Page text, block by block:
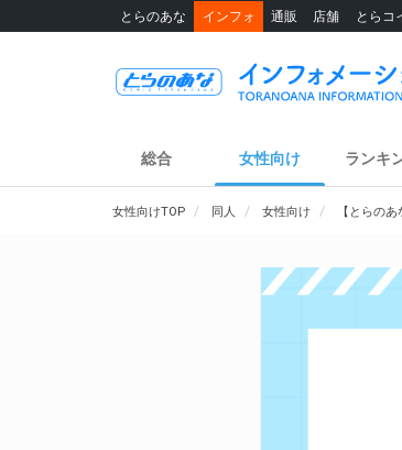
とらのあな インフォ 通販 店舗 とらコ
総合 女性向け ランキ
女性向けTOP 同人 女性向け 【とらの